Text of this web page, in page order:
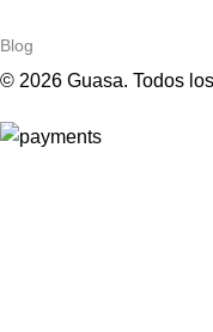
Blog
© 2026 Guasa. Todos